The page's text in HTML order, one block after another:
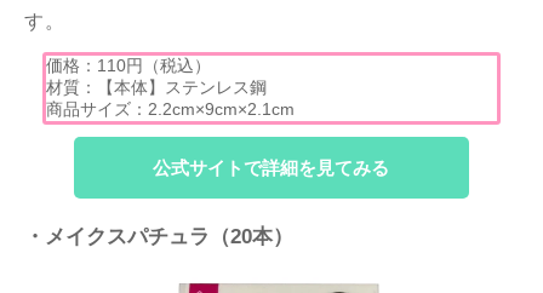
す。
価格：110円（税込）
材質：【本体】ステンレス鋼
商品サイズ：2.2cm×9cm×2.1cm
公式サイトで詳細を見てみる
・メイクスパチュラ（20本）